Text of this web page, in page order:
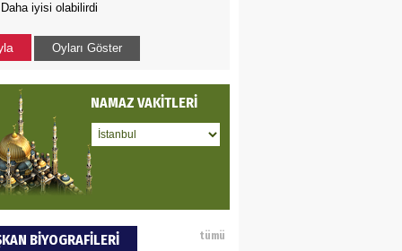
- Sağlık turizminde
başarı…
tarımla para
ile neyi
SOYSAL
Daha iyisi olabilirdi
Oyları Göster
NAMAZ VAKİTLERİ
BİYOGRAFİLERİ tümü